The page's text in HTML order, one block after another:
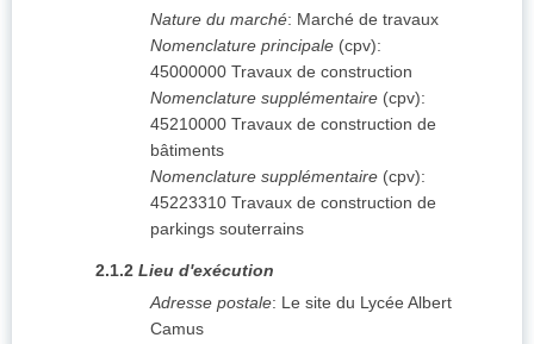
Nature du marché: Marché de travaux
Nomenclature principale (cpv):
45000000 Travaux de construction
Nomenclature supplémentaire (cpv):
45210000 Travaux de construction de
bâtiments
Nomenclature supplémentaire (cpv):
45223310 Travaux de construction de
parkings souterrains
2.1.2 Lieu d'exécution
Adresse postale: Le site du Lycée Albert
Camus